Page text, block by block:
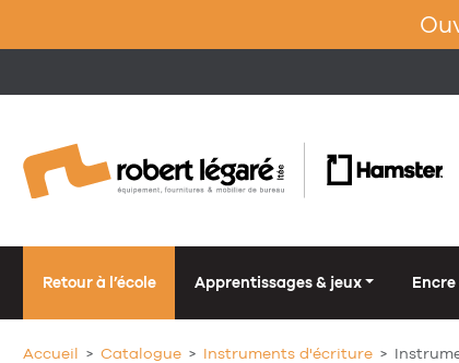
Retour à l’école Apprentissages & jeux
Accueil Catalogue Instruments d'écriture